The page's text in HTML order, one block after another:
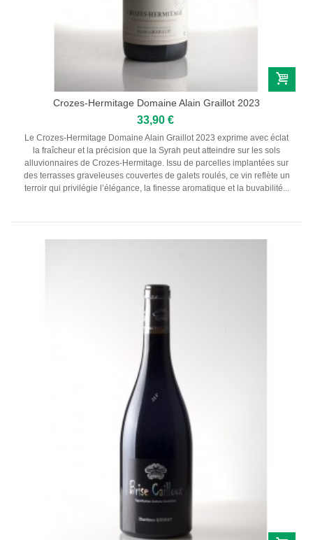
Crozes-Hermitage Domaine Alain Graillot 2023
33,90 €
Le Crozes-Hermitage Domaine Alain Graillot 2023 exprime avec éclat
la fraîcheur et la précision que la Syrah peut atteindre sur les sols
alluvionnaires de Crozes-Hermitage. Issu de parcelles implantées sur
des terrasses graveleuses couvertes de galets roulés, ce vin reflète un
terroir qui privilégie l’élégance, la finesse aromatique et la buvabilité...